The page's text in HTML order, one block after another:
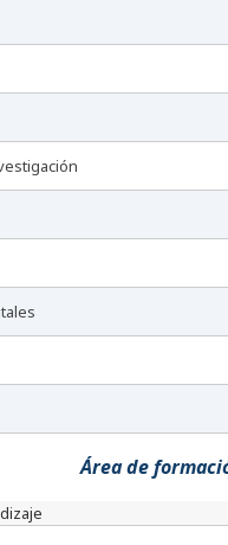
Área de